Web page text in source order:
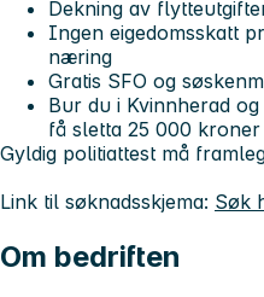
Dekning av
Ingen eigedomsskatt
næring
Gratis SFO og
Bur du i Kvinnherad
få sletta 25 000
Gyldig politiattest må
Link til søknadsskjema: Søk
Om bedriften